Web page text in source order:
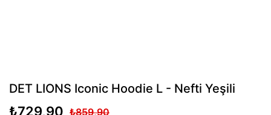
DET LIONS Iconic Hoodie L - Nefti Yeşili
₺729,90 ₺859,90